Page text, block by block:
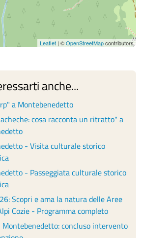
Leaflet| ©OpenStreetMapcontributors
anche...
a Montebenedetto
cosa racconta un ritratto" a
- Visita culturale storico
- Passeggiata culturale storico
Scopri e ama la natura delle Aree
Cozie - Programma completo
Montebenedetto: concluso intervento